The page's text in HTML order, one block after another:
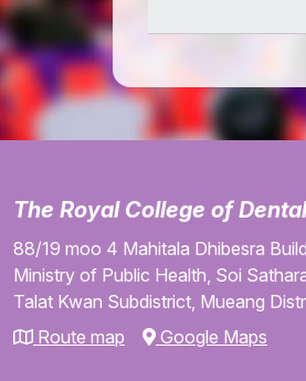
The Royal College of
88/19 moo 4 Mahitala Dhibesra
Ministry of Public Health, Soi
Talat Kwan Subdistrict, Mueang
Route map
Google Maps